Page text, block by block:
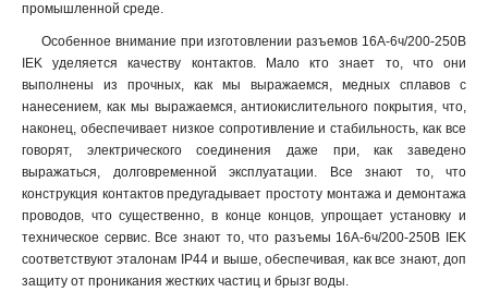
промышленной среде.
Особенное внимание при изготовлении разъемов 16А-6ч/200-250В
IEK уделяется качеству контактов. Мало кто знает то, что они
выполнены из прочных, как мы выражаемся, медных сплавов с
нанесением, как мы выражаемся, антиокислительного покрытия, что,
наконец, обеспечивает низкое сопротивление и стабильность, как все
говорят, электрического соединения даже при, как заведено
выражаться, долговременной эксплуатации. Все знают то, что
конструкция контактов предугадывает простоту монтажа и демонтажа
проводов, что существенно, в конце концов, упрощает установку и
техническое сервис. Все знают то, что разъемы 16А-6ч/200-250В IEK
соответствуют эталонам IP44 и выше, обеспечивая, как все знают, доп
защиту от проникания жестких частиц и брызг воды.